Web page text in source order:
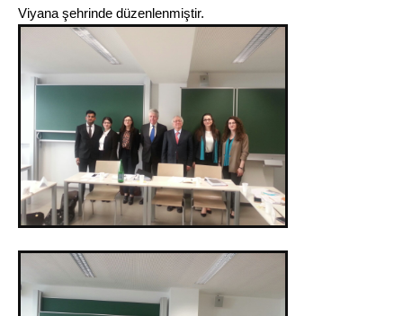
Viyana şehrinde düzenlenmiştir.